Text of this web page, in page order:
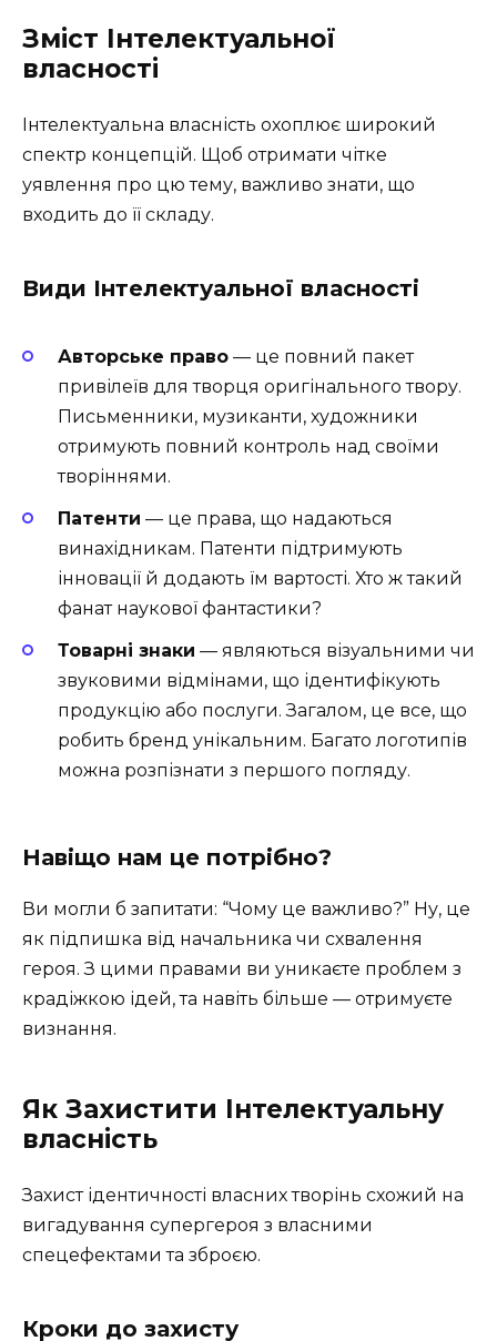
Зміст Інтелектуальної
власності
Інтелектуальна власність охоплює широкий
спектр концепцій. Щоб отримати чітке
уявлення про цю тему, важливо знати, що
входить до її складу.
Види Інтелектуальної власності
Авторське право — це повний пакет
привілеїв для творця оригінального твору.
Письменники, музиканти, художники
отримують повний контроль над своїми
творіннями.
Патенти — це права, що надаються
винахідникам. Патенти підтримують
інновації й додають їм вартості. Хто ж такий
фанат наукової фантастики?
Товарні знаки — являються візуальними чи
звуковими відмінами, що ідентифікують
продукцію або послуги. Загалом, це все, що
робить бренд унікальним. Багато логотипів
можна розпізнати з першого погляду.
Навіщо нам це потрібно?
Ви могли б запитати: “Чому це важливо?” Ну, це
як підпишка від начальника чи схвалення
героя. З цими правами ви уникаєте проблем з
крадіжкою ідей, та навіть більше — отримуєте
визнання.
Як Захистити Інтелектуальну
власність
Захист ідентичності власних творінь схожий на
вигадування супергероя з власними
спецефектами та зброєю.
Кроки до захисту